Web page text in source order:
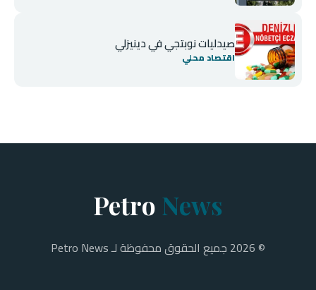
صيدليات نوبتجي في دينيزلي
اقتصاد محلي
Petro News
© 2026 جميع الحقوق محفوظة لـ Petro News